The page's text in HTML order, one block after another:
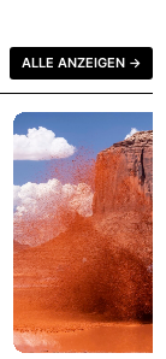
ALLE ANZEIGEN →